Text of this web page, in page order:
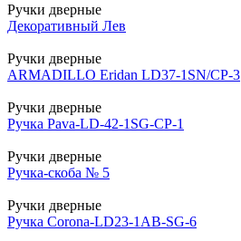
Ручки дверные
Декоративный Лев
Ручки дверные
ARMADILLO Eridan LD37-1SN/CP-3
Ручки дверные
Ручка Pava-LD-42-1SG-CP-1
Ручки дверные
Ручка-скоба № 5
Ручки дверные
Ручка Corona-LD23-1AB-SG-6